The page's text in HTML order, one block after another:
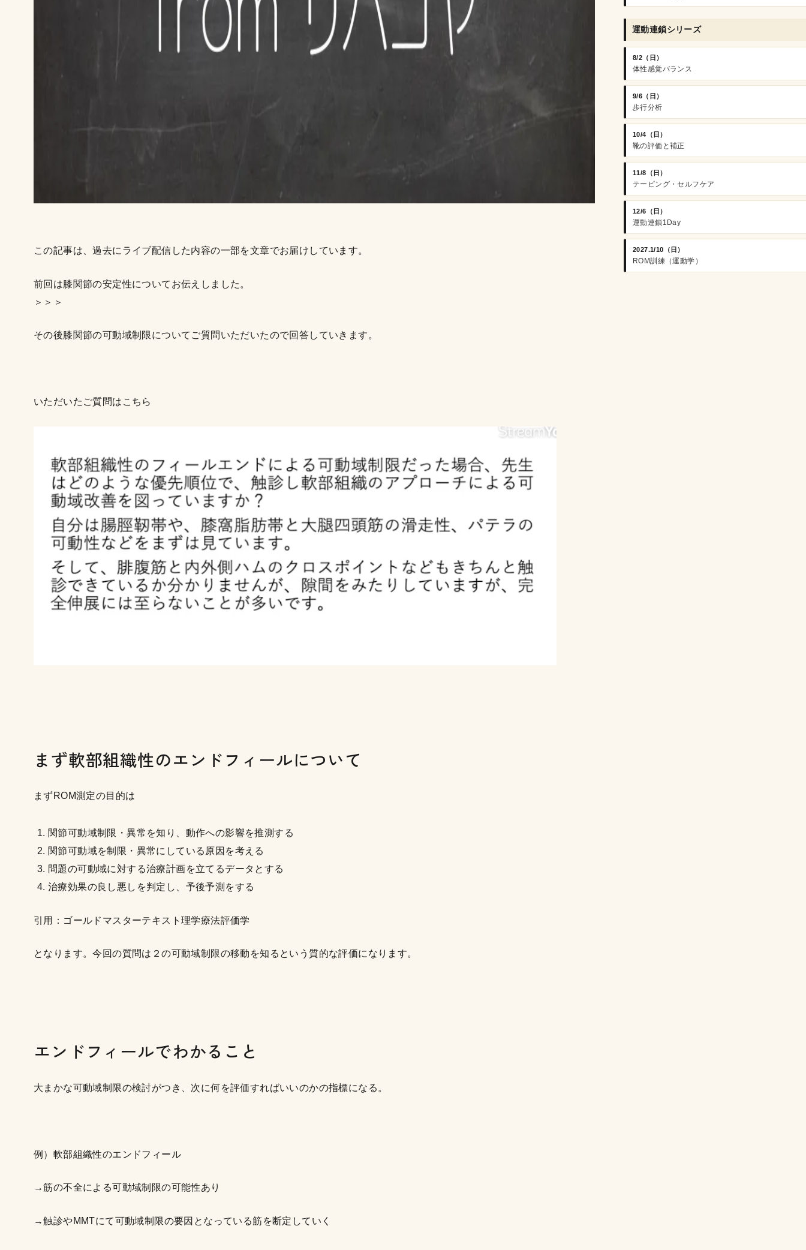
この記事は、過去にライブ配信した内容の一部を文章でお届けしています。
前回は膝関節の安定性についてお伝えしました。
＞＞＞
その後膝関節の可動域制限についてご質問いただいたので回答していきます。
いただいたご質問はこちら
まず軟部組織性のエンドフィールについて
まずROM測定の目的は
関節可動域制限・異常を知り、動作への影響を推測する
関節可動域を制限・異常にしている原因を考える
問題の可動域に対する治療計画を立てるデータとする
治療効果の良し悪しを判定し、予後予測をする
引用：ゴールドマスターテキスト理学療法評価学
となります。今回の質問は２の可動域制限の移動を知るという質的な評価になります。
エンドフィールでわかること
大まかな可動域制限の検討がつき、次に何を評価すればいいのかの指標になる。
例）軟部組織性のエンドフィール
→筋の不全による可動域制限の可能性あり
→触診やMMTにて可動域制限の要因となっている筋を断定していく
運動連鎖シリーズ
8/2（日）
体性感覚バランス
9/6（日）
歩行分析
10/4（日）
靴の評価と補正
11/8（日）
テーピング・セルフケア
12/6（日）
運動連鎖1Day
2027.1/10（日）
ROM訓練（運動学）